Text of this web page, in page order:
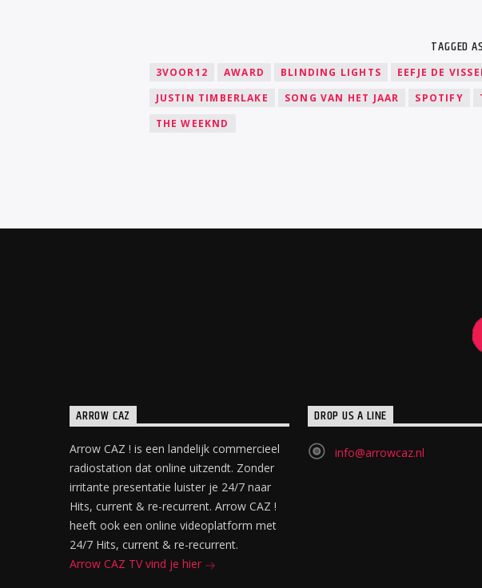
TAGGED
3VOOR12 AWARD BLINDING LIGHTS EEFJE DE
JUSTIN TIMBERLAKE
SONG VAN HET JAAR SPOTIFY
THE WEEKND
ARROW CAZ
Arrow CAZ ! is een landelijk commercieel
radiostation dat online uitzendt. Zonder
irritante presentatie luister je 24/7 naar
Hits, current & re-recurrent. Arrow CAZ !
heeft ook een online videoplatform met
24/7 Hits, current & re-recurrent.
Arrow CAZ TV vind je hier
DROP US A LINE
info@arrowcaz.nl